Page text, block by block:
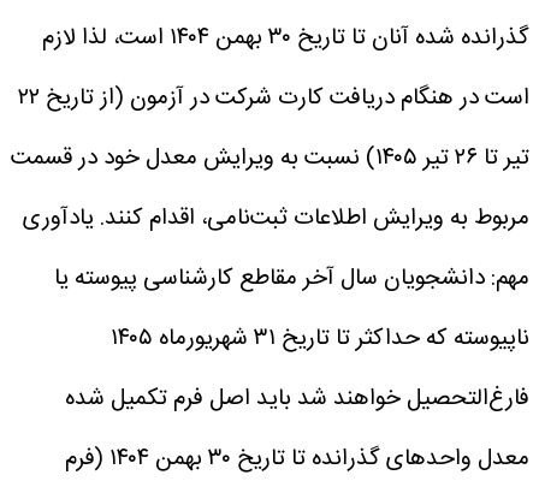
گذرانده شده آنان تا تاریخ ۳۰ بهمن ۱۴۰۴ است، لذا لازم
است در هنگام دریافت کارت شرکت در آزمون (از تاریخ ۲۲
تیر تا ۲۶ تیر ۱۴۰۵) نسبت به ویرایش معدل خود در قسمت
مربوط به ویرایش اطلاعات ثبت‌نامی، اقدام کنند.یادآوری
مهم: دانشجویان سال آخر مقاطع کارشناسی پیوسته یا
ناپیوسته که حداکثر تا تاریخ ۳۱ شهریورماه ۱۴۰۵
فارغ‌التحصیل خواهند شد باید اصل فرم تکمیل شده
معدل واحدهای گذرانده تا تاریخ ۳۰ بهمن ۱۴۰۴ (فرم